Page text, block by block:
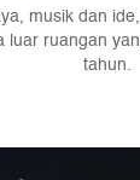
musik dan
luar ruangan
tahun.